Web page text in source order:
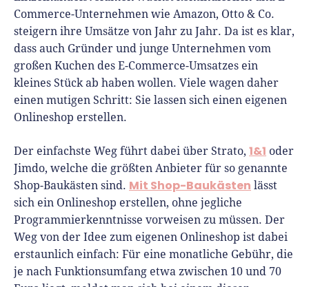
Commerce-Unternehmen wie Amazon, Otto & Co.
steigern ihre Umsätze von Jahr zu Jahr. Da ist es klar,
dass auch Gründer und junge Unternehmen vom
großen Kuchen des E-Commerce-Umsatzes ein
kleines Stück ab haben wollen. Viele wagen daher
einen mutigen Schritt: Sie lassen sich einen eigenen
Onlineshop erstellen.
Der einfachste Weg führt dabei über Strato, 1&1 oder
Jimdo, welche die größten Anbieter für so genannte
Shop-Baukästen sind. Mit Shop-Baukästen lässt
sich ein Onlineshop erstellen, ohne jegliche
Programmierkenntnisse vorweisen zu müssen. Der
Weg von der Idee zum eigenen Onlineshop ist dabei
erstaunlich einfach: Für eine monatliche Gebühr, die
je nach Funktionsumfang etwa zwischen 10 und 70